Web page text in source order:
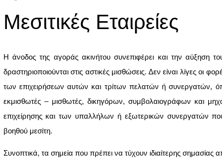
Μεσιτικές Εταιρείες
Η άνοδος της αγοράς ακινήτου συνεπιφέρει και την αύξηση
δραστηριοποιούνται στις αστικές μισθώσεις. Δεν είναι λίγες οι
των επιχειρήσεων αυτών και τρίτων πελατών ή συνεργατών,
εκμισθωτές – μισθωτές, δικηγόρων, συμβολαιογράφων και
επιχείρησης και των υπαλλήλων ή εξωτερικών συνεργατών
βοηθού μεσίτη.
Συνοπτικά, τα σημεία που πρέπει να τύχουν ιδιαίτερης σημασίας